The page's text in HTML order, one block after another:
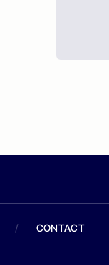
/ CONTACT